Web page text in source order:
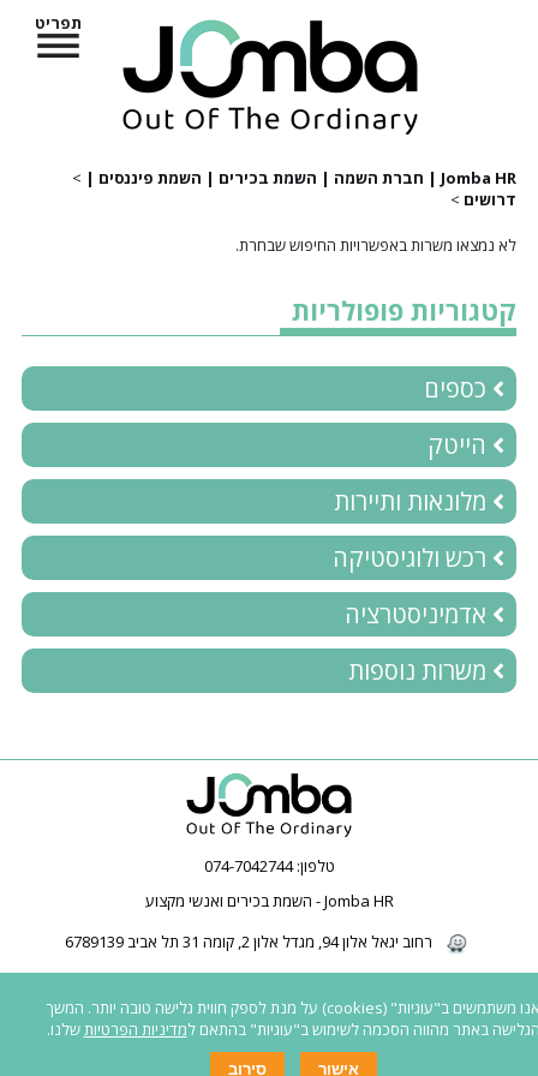
תפריט
Jomba HR | חברת השמה | השמת בכירים | השמת פיננסים |
>
דרושים >
לא נמצאו משרות באפשרויות החיפוש שבחרת.
קטגוריות פופולריות
כספים
הייטק
מלונאות ותיירות
רכש ולוגיסטיקה
אדמיניסטרציה
משרות נוספות
טלפון:074-7042744
Jomba HR - השמת בכירים ואנשי מקצוע
רחוב יגאל אלון 94, מגדל אלון 2, קומה 31 תל אביב 6789139
2026 © כל הזכויות שמורות ל-Jomba HR | חברת השמה | השמת בכירים | השמת
פיננסים | |כל המשרות באתר פונות לגברים ונשים כאחד|נגישות לאנשים עם
תנאי שימוש ומדיניות פרטיות
אנו משתמשים ב"עוגיות" (cookies) על מנת לספק חווית גלישה טובה יותר. המשך
באתר מהווה הסכמה לשימוש ב"עוגיות" בהתאם למדיניות הפרטיותשלנו.
אישור סירוב